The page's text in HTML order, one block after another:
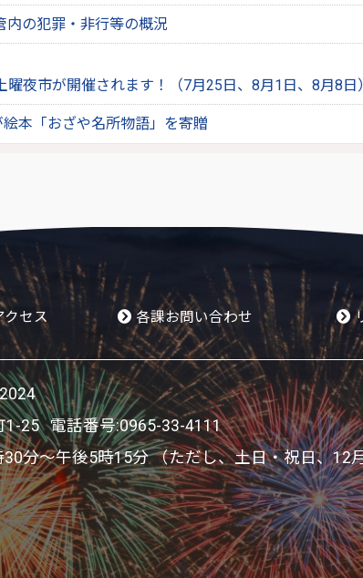
の犯罪・非行等の概況
夜市が開催されます！（7月25日、8月1日、8月8日
本「おざや名所物語」を寄贈
クセス 各課お問い合わせ
1-25 電話番号:0965-33-4111
分～午後5時15分 （ただし、土日・祝日、12